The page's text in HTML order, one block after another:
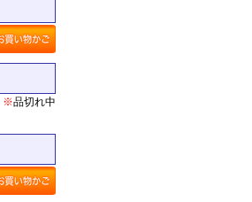
※品切れ中